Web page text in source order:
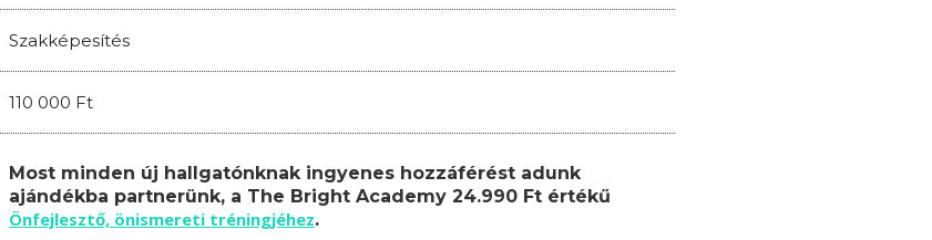
Szakképesítés
110 000 Ft
Most minden új hallgatónknak ingyenes hozzáférést adunk
ajándékba partnerünk, a The Bright Academy 24.990 Ft értékű
Önfejlesztő, önismereti tréningjéhez.